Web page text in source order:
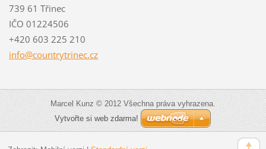
739 61 Třinec
IČO 01224506
+420 603 225 210
info@countrytrinec.cz
Marcel Kunz © 2012 Všechna práva vyhrazena.
Vytvořte si web zdarma!